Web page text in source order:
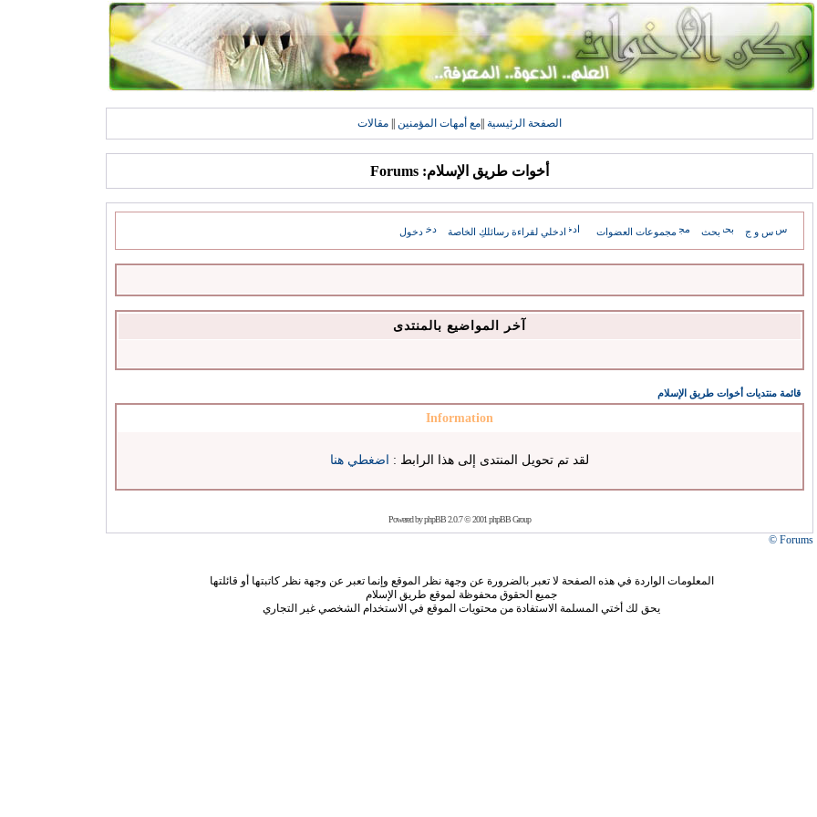
الصفحة الرئيسية مع أمهات المؤمنين مقالات
أخوات طريق الإسلام: Forums
س و ج بحث مجموعات العضوات ادخلي لقراءة رسائلكِ الخاصة دخول
آخر المواضيع بالمنتدى
قائمة منتديات أخوات طريق الإسلام
Information
لقد تم تحويل المنتدى إلى هذا الرابط : اضغطي هنا
Powered byphpBB2.0.7 © 2001 phpBB Group
Forums ©
المعلومات الواردة في هذه الصفحة لا تعبر بالضرورة عن وجهة نظر الموقع وإنما تعبر عن وجهة نظر كاتبتها أو قائلتها
جميع الحقوق محفوظة لموقع طريق الإسلام
يحق لك أختي المسلمة الاستفادة من محتويات الموقع في الاستخدام الشخصي غير التجاري